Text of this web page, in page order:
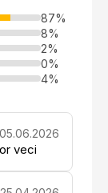
87%
8%
2%
0%
4%
05.06.2026
veci